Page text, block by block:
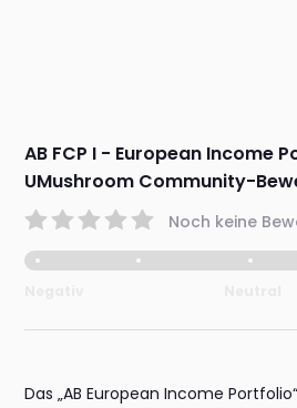
AB FCP I - European Income
UMushroom Community-
Noch keine
Das „AB European Income